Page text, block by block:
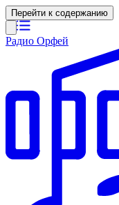
Перейти к содержанию
Радио Орфей